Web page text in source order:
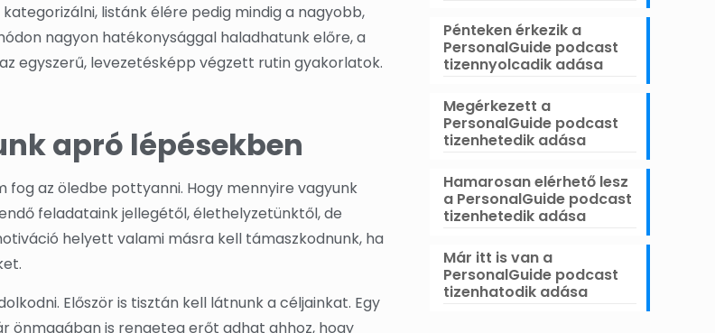
listánk élére pedig mindig a nagyobb,
nagyon hatékonysággal haladhatunk előre, a
egyszerű, levezetésképp végzett rutin gyakorlatok.
apró lépésekben
fog az öledbe pottyanni. Hogy mennyire vagyunk
feladataink jellegétől, élethelyzetünktől, de
helyett valami másra kell támaszkodnunk, ha
Először is tisztán kell látnunk a céljainkat. Egy
önmagában is rengeteg erőt adhat ahhoz, hogy
Pénteken érkezik a
PersonalGuide podcast
tizennyolcadik adása
Megérkezett a
PersonalGuide podcast
tizenhetedik adása
Hamarosan elérhető lesz
a PersonalGuide podcast
tizenhetedik adása
Már itt is van a
PersonalGuide podcast
tizenhatodik adása